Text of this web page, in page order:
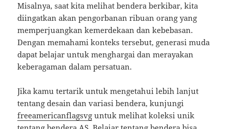
Misalnya, saat kita melihat bendera berkibar, kita
diingatkan akan pengorbanan ribuan orang yang
memperjuangkan kemerdekaan dan kebebasan.
Dengan memahami konteks tersebut, generasi muda
dapat belajar untuk menghargai dan merayakan
keberagaman dalam persatuan.
Jika kamu tertarik untuk mengetahui lebih lanjut
tentang desain dan variasi bendera, kunjungi
freeamericanflagsvg untuk melihat koleksi unik